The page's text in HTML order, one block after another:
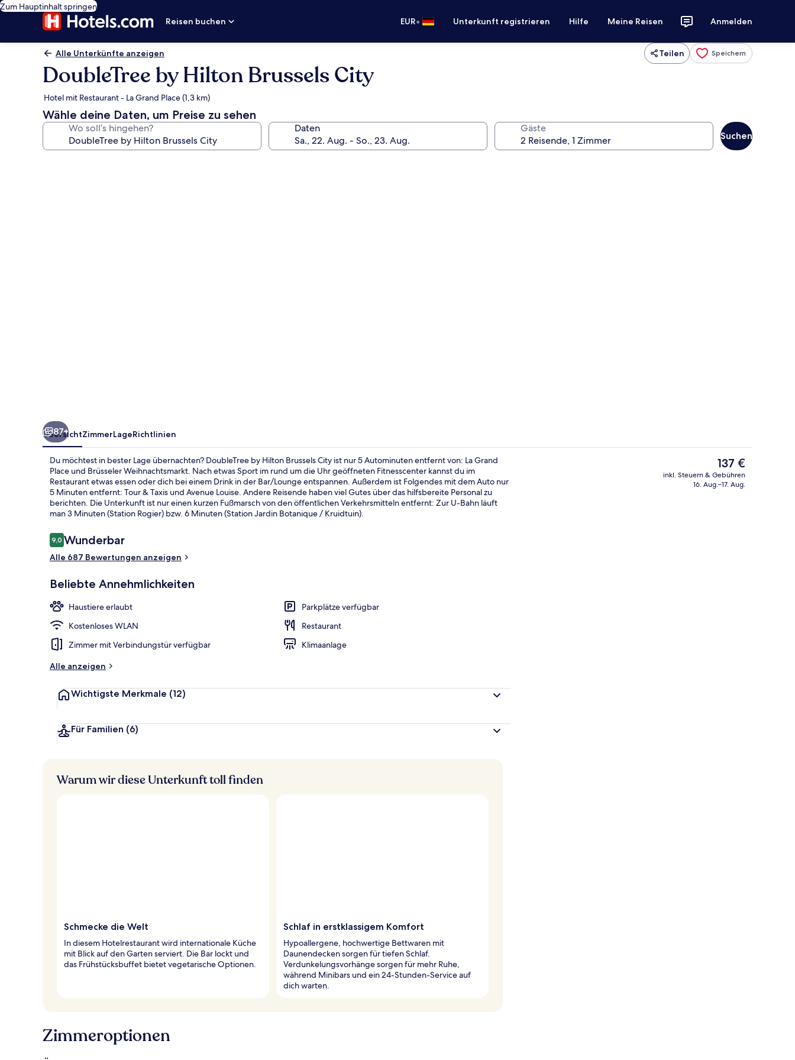
Zum Hauptinhalt springen
Reisen buchen
EUR• Unterkunft registrieren Hilfe Meine Reisen Anmelden
Alle Unterkünfte anzeigen Teilen Speichern
DoubleTree by Hilton Brussels City
Hotel mit Restaurant - La Grand Place (1,3 km)
Wähle deine Daten, um Preise zu sehen
Wo soll’s hingehen? Daten Gäste
Suchen
Presidential-Suite, 1 King-Bett | Wohnbereich | Flachbildfernseher
Außenbereich
87+
ÜbersichtZimmerLageRichtlinien
Du möchtest in bester Lage übernachten? DoubleTree by Hilton Brussels City ist nur 5 Autominuten entfernt von: La Grand
Place und Brüsseler Weihnachtsmarkt. Nach etwas Sport im rund um die Uhr geöffneten Fitnesscenter kannst du im
Restaurant etwas essen oder dich bei einem Drink in der Bar/Lounge entspannen. Außerdem ist Folgendes mit dem Auto nur
5 Minuten entfernt: Tour & Taxis und Avenue Louise. Andere Reisende haben viel Gutes über das hilfsbereite Personal zu
berichten. Die Unterkunft ist nur einen kurzen Fußmarsch von den öffentlichen Verkehrsmitteln entfernt: Zur U-Bahn läuft
man 3 Minuten (Station Rogier) bzw. 6 Minuten (Station Jardin Botanique / Kruidtuin).
Bewertungen
9,09,0 von 10.
Wunderbar
Alle 687 Bewertungen anzeigen
Beliebte Annehmlichkeiten
Haustiere erlaubt
Parkplätze verfügbar
Kostenloses WLAN
Restaurant
Zimmer mit Verbindungstür verfügbar
Klimaanlage
Alle anzeigen
Wichtigste Merkmale (12)
Für Familien (6)
Der
aktuelle
Preis
137 €
inkl. Steuern & Gebühren
16. Aug.–17. Aug.
Warum wir diese Unterkunft toll finden
Schmecke die Welt
In diesem Hotelrestaurant wird internationale Küche
mit Blick auf den Garten serviert. Die Bar lockt und
das Frühstücksbuffet bietet vegetarische Optionen.
Schlaf in erstklassigem Komfort
Hypoallergene, hochwertige Bettwaren mit
Daunendecken sorgen für tiefen Schlaf.
Verdunkelungsvorhänge sorgen für mehr Ruhe,
während Minibars und ein 24-Stunden-Service auf
dich warten.
Zimmeroptionen